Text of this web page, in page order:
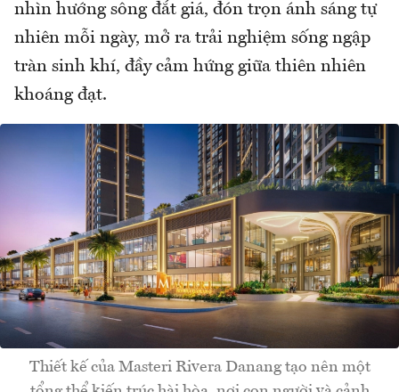
nhìn hướng sông đắt giá, đón trọn ánh sáng tự
nhiên mỗi ngày, mở ra trải nghiệm sống ngập
tràn sinh khí, đầy cảm hứng giữa thiên nhiên
khoáng đạt.
Thiết kế của Masteri Rivera Danang tạo nên một